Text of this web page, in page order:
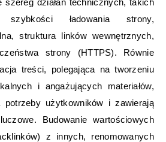
szereg działań technicznych, takich
ładowania strony,
struktura linków wewnętrznych,
strony (HTTPS). Równie
treści, polegająca na tworzeniu
i angażujących materiałów,
potrzeby użytkowników i zawierają
Budowanie wartościowych
z innych, renomowanych